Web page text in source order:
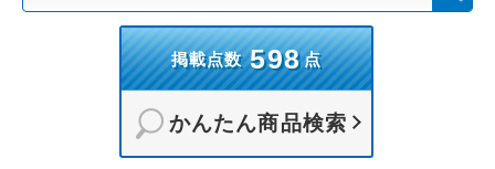
掲載点数 598点
かんたん商品検索